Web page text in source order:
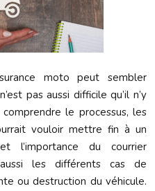
moto peut sembler
pas aussi difficile qu’il n’y
le processus, les
vouloir mettre fin à un
l’importance du courrier
les différents cas de
ou destruction du véhicule.